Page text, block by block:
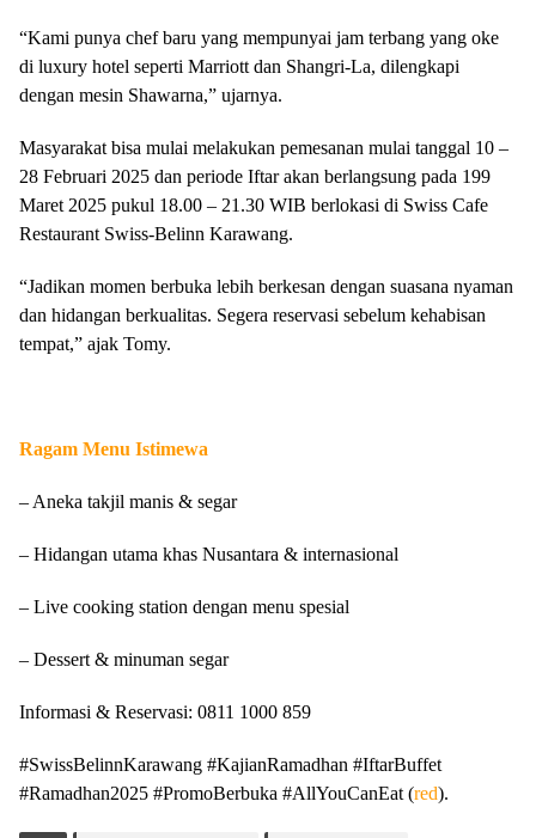
“Kami punya chef baru yang mempunyai jam terbang yang oke
di luxury hotel seperti Marriott dan Shangri-La, dilengkapi
dengan mesin Shawarna,” ujarnya.
Masyarakat bisa mulai melakukan pemesanan mulai tanggal 10 –
28 Februari 2025 dan periode Iftar akan berlangsung pada 199
Maret 2025 pukul 18.00 – 21.30 WIB berlokasi di Swiss Cafe
Restaurant Swiss-Belinn Karawang.
“Jadikan momen berbuka lebih berkesan dengan suasana nyaman
dan hidangan berkualitas. Segera reservasi sebelum kehabisan
tempat,” ajak Tomy.
Ragam Menu Istimewa
– Aneka takjil manis & segar
– Hidangan utama khas Nusantara & internasional
– Live cooking station dengan menu spesial
– Dessert & minuman segar
Informasi & Reservasi: 0811 1000 859
#SwissBelinnKarawang #KajianRamadhan #IftarBuffet
#Ramadhan2025 #PromoBerbuka #AllYouCanEat (red).